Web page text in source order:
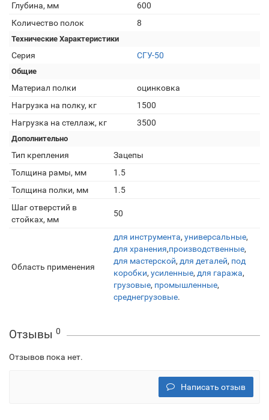
Глубина, мм
600
Количество полок
8
Технические Характеристики
Серия СГУ-50
Общие
Материал полки
оцинковка
Нагрузка на полку, кг
1500
Нагрузка на стеллаж, кг
3500
Дополнительно
Тип крепления
Зацепы
Толщина рамы, мм
1.5
Толщина полки, мм
1.5
Шаг отверстий в
стойках, мм
50
Область применения
для инструмента, универсальные,
для хранения,производственные,
для мастерской, для деталей, под
коробки, усиленные, для гаража,
грузовые, промышленные,
среднегрузовые.
Отзывы 0
Отзывов пока нет.
Написать отзыв